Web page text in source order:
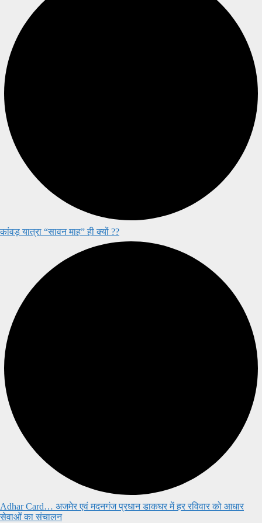
कांवड़ यात्रा “सावन माह” ही क्यों ??
Adhar Card… अजमेर एवं मदनगंज प्रधान डाकघर में हर रविवार को आधार
सेवाओं का संचालन